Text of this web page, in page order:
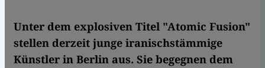
Unter dem explosiven Titel "Atomic Fusion"
stellen derzeit junge iranischstämmige
Künstler in Berlin aus. Sie begegnen dem